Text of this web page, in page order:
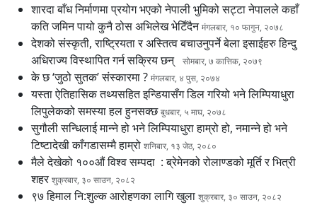
शारदा बाँध निर्माणमा प्रयोग भएको नेपाली भुमिको सट्टा नेपालले कहाँ
कति जमिन पायो कुनै ठोस अभिलेख भेटिँदैनमंगलबार, १० फागुन, २०७८
देशको संस्कृती, राष्ट्रियता र अस्तित्व बचाउनुपर्ने बेला इसाईहरु हिन्दु
अधिराज्य विस्थापित गर्न सक्रिय छन्
सोमबार, ७ कात्तिक, २०७९
के छ ‘जुठो सुतक’ संस्कारमा ? मंगलबार, ४ पुस, २०७४
यस्ता ऐतिहासिक तथ्यसहित इन्डियासँग डिल गरियो भने लिम्पियाधुरा
लिपुलेकको समस्या हल हुनसक्छबुधबार, ५ माघ, २०७८
सुगौली सन्धिलाई मान्ने हो भने लिम्पियाधुरा हाम्रो हो, नमान्ने हो भने
टिष्टादेखी काँगडासम्मै हाम्रो शनिबार, १३ जेठ, २०८०
मैले देखेको १००औं विश्व सम्पदा : ब्रेमेनको रोलाण्डको मूर्ति र भित्री
शहर शुक्रबार, ३० साउन, २०८२
९७ हिमाल नि:शुल्क आरोहणका लागि खुला शुक्रबार, ३० साउन, २०८२